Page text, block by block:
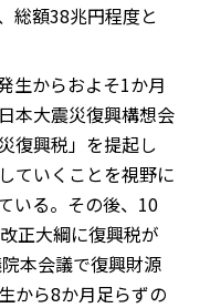
総額38兆円程度と
生からおよそ1か月
本大震災復興構想会
復興税」を提起し
ていくことを視野に
いる。その後、10
正大綱に復興税が
本会議で復興財源
から8か月足らずの